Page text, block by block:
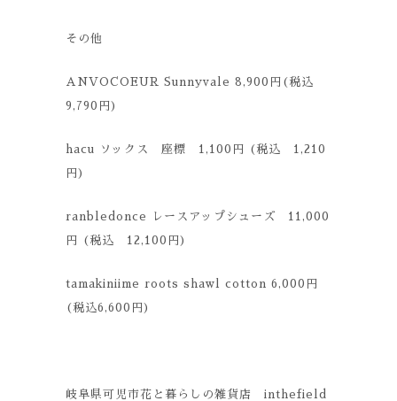
その他
ANVOCOEUR Sunnyvale 8,900円(税込
9,790円)
hacu ソックス 座標 1,100円 (税込 1,210
円)
ranbledonce レースアップシューズ 11,000
円 (税込 12,100円)
tamakiniime roots shawl cotton 6,000円
(税込6,600円)
岐阜県可児市花と暮らしの雑貨店 inthefield